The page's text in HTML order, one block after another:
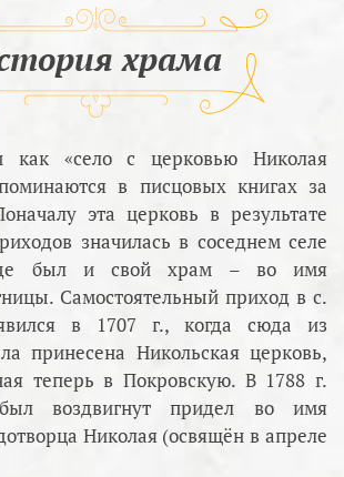
храма
как «село с церковью Николая
в писцовых книгах за
эта церковь в результате
значилась в соседнем селе
был и свой храм – во имя
Самостоятельный приход в с.
в 1707 г., когда сюда из
принесена Никольская церковь,
теперь в Покровскую. В 1788 г.
воздвигнут придел во имя
Николая (освящён в апреле